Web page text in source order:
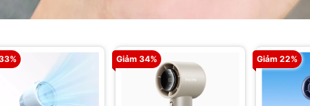
Giảm 34% Giảm 22%